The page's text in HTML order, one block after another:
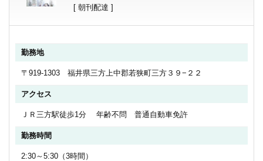
[ 朝刊配達 ]
勤務地
〒919-1303 福井県三方上中郡若狭町三方３９−２２
アクセス
ＪＲ三方駅徒歩1分 年齢不問 普通自動車免許
勤務時間
2:30～5:30（3時間）